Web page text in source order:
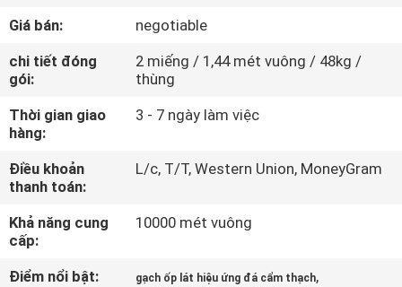
CHUYẾN
THAM
QUAN
NHÀ
MÁY
KIỂM
SOÁT
CHẤT
Giá bán:
negotiable
chi tiết đóng
gói:
2 miếng / 1,44 mét vuông / 48kg /
thùng
Thời gian giao
hàng:
3 - 7 ngày làm việc
Điều khoản
thanh toán:
L/c, T/T, Western Union, MoneyGram
Khả năng cung
cấp:
10000 mét vuông
Điểm nổi bật: gạch ốp lát hiệu ứng đá cẩm thạch,